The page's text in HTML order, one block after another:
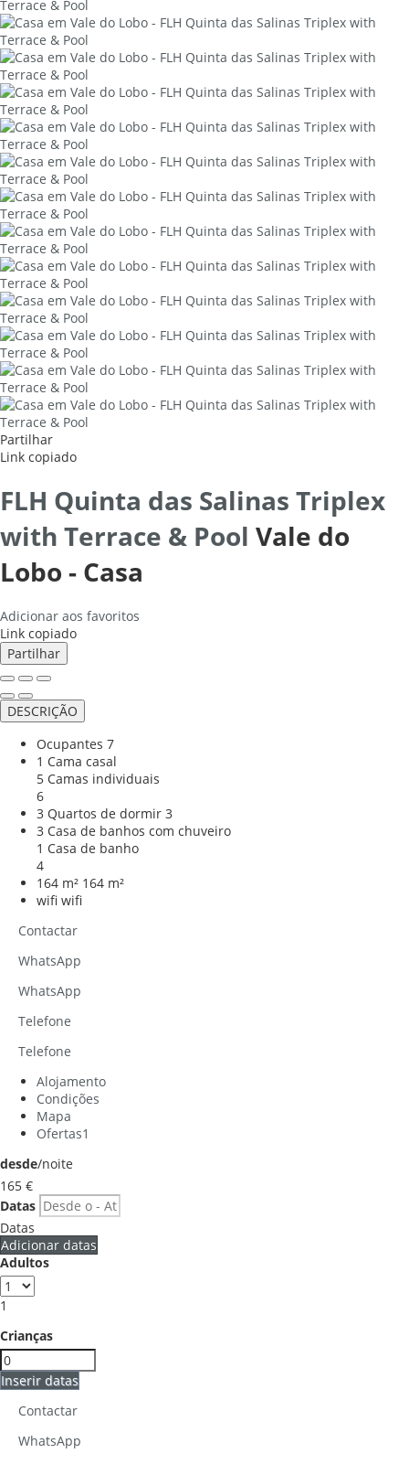
Partilhar
Link copiado
FLH Quinta das Salinas Triplex
with Terrace & Pool Vale do
Lobo - Casa
Adicionar aos favoritos
Link copiado
Partilhar
DESCRIÇÃO
Ocupantes 7
1 Cama casal
5 Camas individuais
6
3 Quartos de dormir 3
3 Casa de banhos com chuveiro
1 Casa de banho
4
164 m² 164 m²
wifi wifi
Contactar
WhatsApp
WhatsApp
Telefone
Telefone
Alojamento
Condições
Mapa
Ofertas1
desde/noite
165 €
Datas
Datas
Adicionar datas
Adultos
1
Crianças
Inserir datas
Contactar
WhatsApp